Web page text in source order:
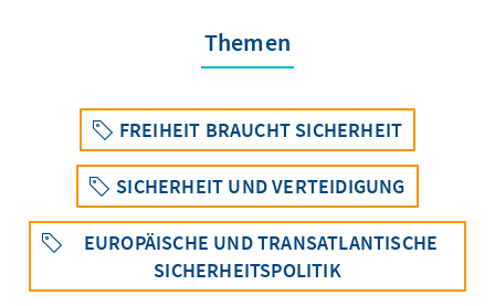
Themen
FREIHEIT BRAUCHT SICHERHEIT
SICHERHEIT UND VERTEIDIGUNG
EUROPÄISCHE UND TRANSATLANTISCHE
SICHERHEITSPOLITIK